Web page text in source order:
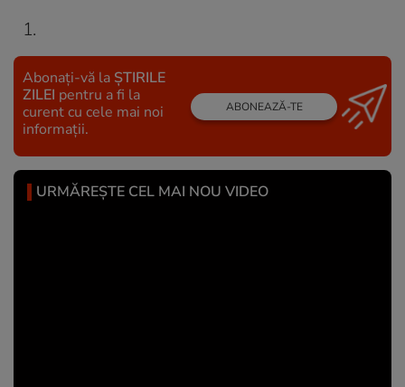
Abonați-vă la ȘTIRILE
ZILEI pentru a fi la
curent cu cele mai noi
informații.
ABONEAZĂ-TE
URMĂREȘTE CEL MAI NOU VIDEO